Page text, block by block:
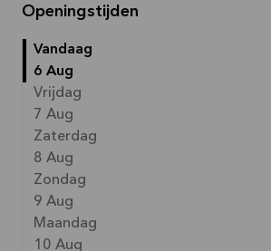
Openingstijden
Vandaag
6 Aug
Vrijdag
7 Aug
Zaterdag
8 Aug
Zondag
9 Aug
Maandag
10 Aug